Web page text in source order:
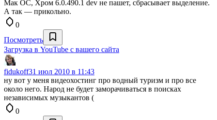
Мак ОС, Хром 6.0.490.1 dev не пашет, сбрасывает выделение.
А так — прикольно.
0
Посмотреть
Загрузка в YouTube с вашего сайта
fidukoff31 июл 2010 в 11:43
ну вот у меня видеохостинг про водный туризм и про все
около него. Народ не будет заморачиваться в поисках
независимых музыкантов (
0